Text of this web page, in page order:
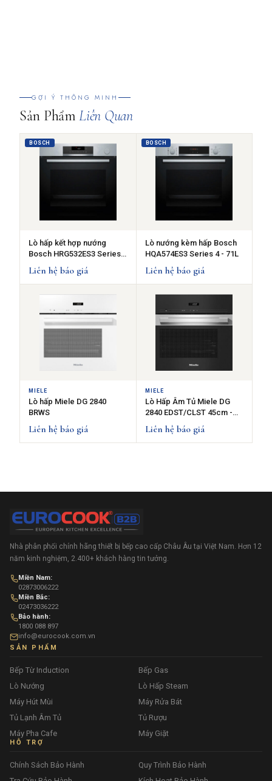
GỢI Ý THÔNG MINH
Sản PhẩmLiên Quan
BOSCH
Lò hấp kết hợp nướng
Bosch HRG532ES3 Series 4
- 71L
Liên hệ báo giá
BOSCH
Lò nướng kèm hấp Bosch
HQA574ES3 Series 4 - 71L
Liên hệ báo giá
MIELE
Lò hấp Miele DG 2840
BRWS
Liên hệ báo giá
MIELE
Lò Hấp Âm Tủ Miele DG
2840 EDST/CLST 45cm -
40L
Liên hệ báo giá
Nhà phân phối chính hãng thiết bị bếp cao cấp Châu Âu tại Việt Nam. Hơn 12
năm kinh nghiệm, 2.400+ khách hàng tin tưởng.
Miền Nam:
02873006222
Miền Bắc:
02473036222
Bảo hành:
1800 088 897
info@eurocook.com.vn
SẢN PHẨM
Bếp Từ Induction
Bếp Gas
Lò Nướng
Lò Hấp Steam
Máy Hút Mùi
Máy Rửa Bát
Tủ Lạnh Âm Tủ
Tủ Rượu
Máy Pha Cafe
Máy Giặt
HỖ TRỢ
Chính Sách Bảo Hành
Quy Trình Bảo Hành